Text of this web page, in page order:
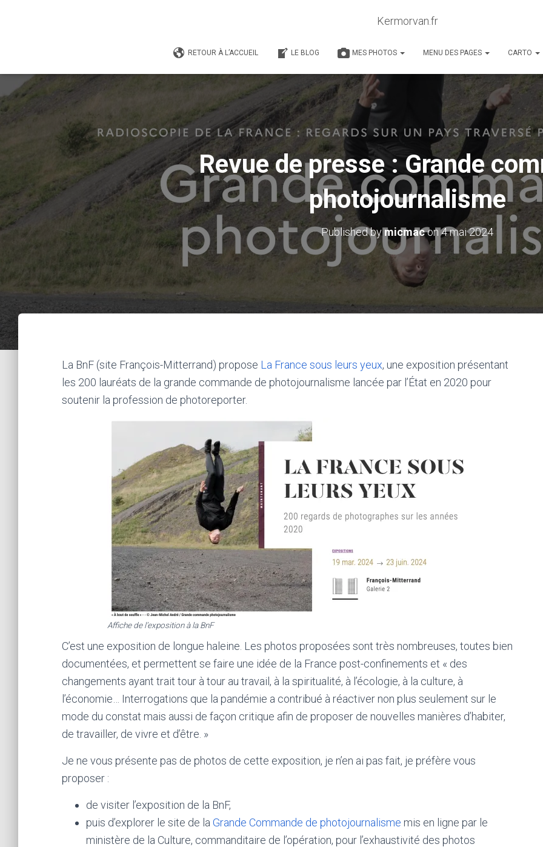
Kermorvan.fr
RETOUR À L’ACCUEIL LE BLOG MES PHOTOS MENU DES PAGES CARTO
Revue de presse : Grande
photojournalisme
Published bymicmacon4 mai 2024
La BnF (site François-Mitterrand) propose La France sous leurs yeux, une exposition présentant
les 200 lauréats de la grande commande de photojournalisme lancée par l’État en 2020 pour
soutenir la profession de photoreporter.
Affiche de l’exposition à la BnF
C’est une exposition de longue haleine. Les photos proposées sont très nombreuses, toutes bien
documentées, et permettent se faire une idée de la France post-confinements et « des
changements ayant trait tour à tour au travail, à la spiritualité, à l’écologie, à la culture, à
l’économie… Interrogations que la pandémie a contribué à réactiver non plus seulement sur le
mode du constat mais aussi de façon critique afin de proposer de nouvelles manières d’habiter,
de travailler, de vivre et d’être. »
Je ne vous présente pas de photos de cette exposition, je n’en ai pas fait, je préfère vous
proposer :
de visiter l’exposition de la BnF,
puis d’explorer le site de la Grande Commande de photojournalisme mis en ligne par le
ministère de la Culture, commanditaire de l’opération, pour l’exhaustivité des photos